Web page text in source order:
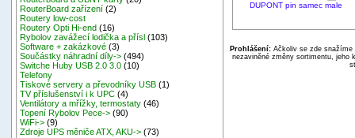
RouterBoard zařízení (2)
Routery low-cost
Routery Opti Hi-end (16)
Rybolov zavážecí lodička a přísl (103)
Software + zakázkové (3)
Součástky náhradní díly-> (494)
Switche Huby USB 2.0 3.0 (10)
Telefony
Tiskové servery a převodníky USB (1)
TV příslušenství i k UPC (4)
Ventilátory a mřížky, termostaty (46)
Topení Rybolov Pece-> (90)
WiFi-> (9)
Zdroje UPS měniče ATX, AKU-> (73)
DUPONT pin samec male
Prohlášení:Ačkoliv se zde snažíme
nezaviněné změny sortimentu, jeho